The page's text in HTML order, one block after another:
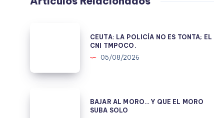
ES
CEUTA: LA POLICÍA NO ES TONTA; EL
CNI TMPOCO.
05/08/2026
BAJAR AL MORO… Y QUE EL MORO
SUBA SOLO